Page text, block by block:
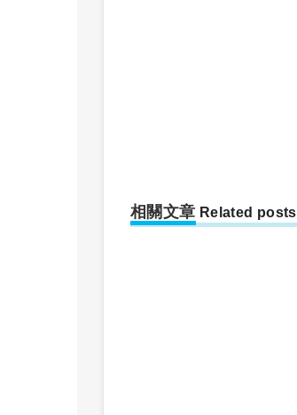
相關文章 Related posts